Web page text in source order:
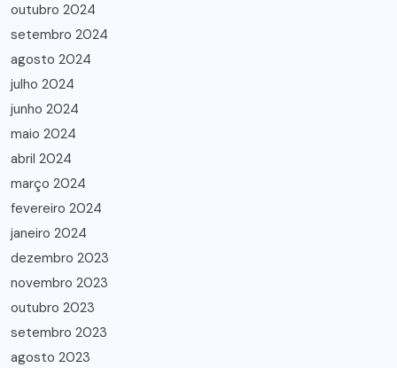
outubro 2024
setembro 2024
agosto 2024
julho 2024
junho 2024
maio 2024
abril 2024
março 2024
fevereiro 2024
janeiro 2024
dezembro 2023
novembro 2023
outubro 2023
setembro 2023
agosto 2023